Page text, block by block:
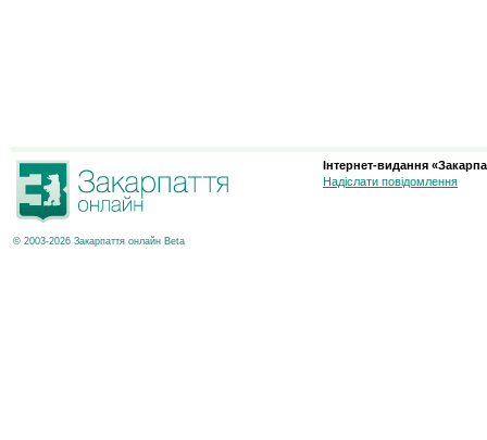
© 2003-2026 Закарпаття онлайн Beta
Інтернет-видання
Надіслати повідомлення